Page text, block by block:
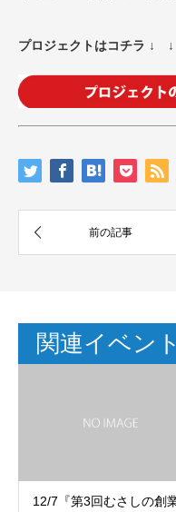
プロジェクトはコチラ ↓
関連イベント
12/7『第3回むさしの創